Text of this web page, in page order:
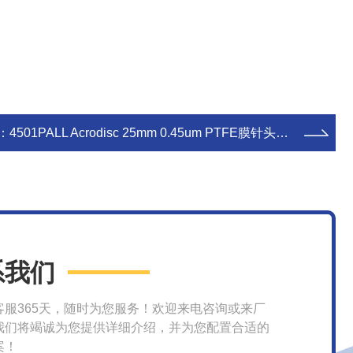
4501PALL Acrodisc 25mm 0.45um PTFE膜针头滤器 实验室耗材
们
服365天，随时为您服务！欢迎来电咨询或来厂
们将竭诚为您提供详细介绍，并为您配置合适的